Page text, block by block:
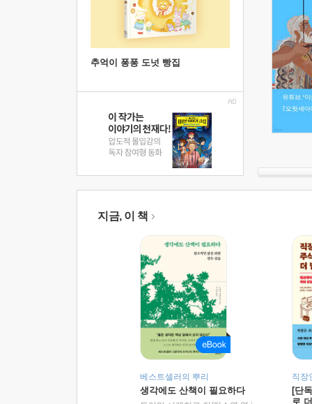
추억이 퐁퐁 도넛 빵집
지금, 이 책
베스트셀러의 뿌리
생각에도 산책이 필요하다
직장
[단
로